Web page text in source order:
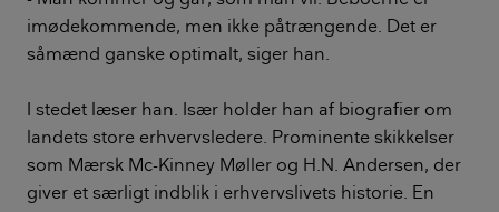
imødekommende, men ikke påtrængende. Det er
såmænd ganske optimalt, siger han.
I stedet læser han. Især holder han af biografier om
landets store erhvervsledere. Prominente skikkelser
som Mærsk Mc-Kinney Møller og H.N. Andersen, der
giver et særligt indblik i erhvervslivets historie. En